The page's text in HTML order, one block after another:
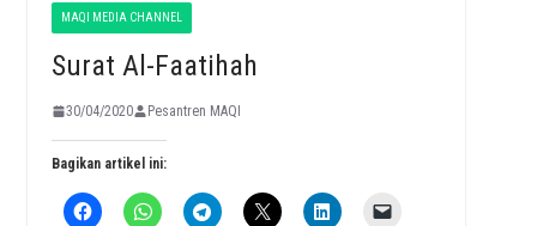
MAQI MEDIA CHANNEL
Surat Al-Faatihah
30/04/2020 Pesantren MAQI
Bagikan artikel ini: